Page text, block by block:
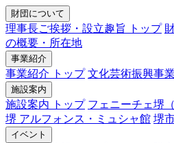
財団について
理事長ご挨拶・設立趣旨 トップ
の概要・所在地
事業紹介
事業紹介 トップ 文化芸術振興事業
施設案内
施設案内 トップ フェニーチェ堺
堺 アルフォンス・ミュシャ館 堺
イベント